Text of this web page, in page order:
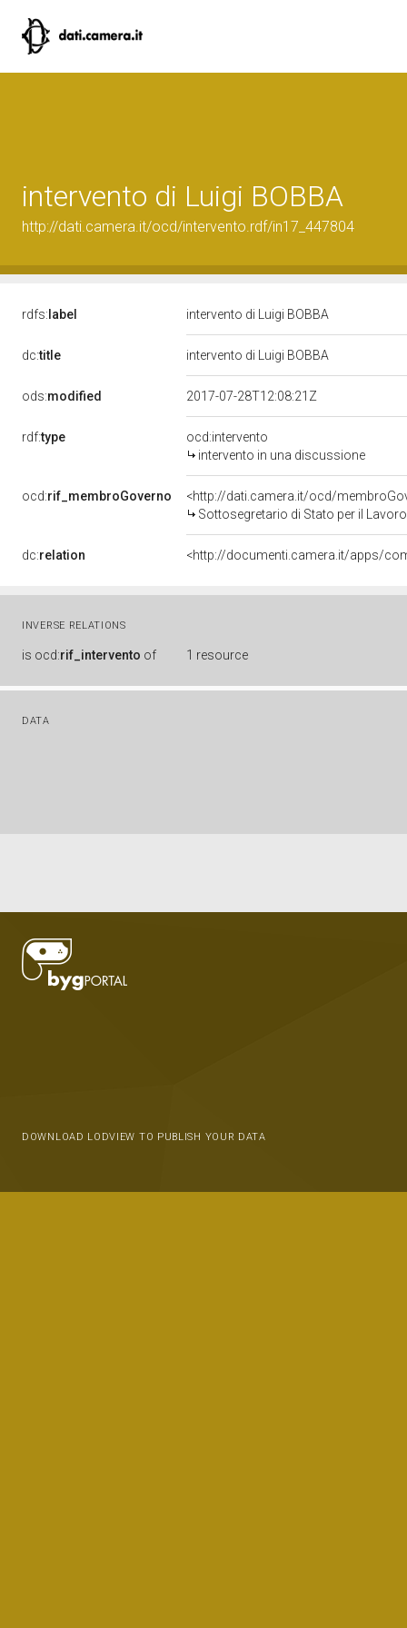
intervento di Luigi BOBBA
http://dati.camera.it/ocd/intervento.rdf/in17_447804
rdfs: label intervento di Luigi BOBBA
dc:title intervento di Luigi BOBBA
ods:modified 2017-07-28T12:08:21Z
rdf:type
ocd:intervento
intervento in una discussione
ocd:rif_membroGoverno
<http://dati.camera.it/ocd/
Sottosegretario di Stato per il
dc:relation
INVERSE RELATIONS
is ocd:rif_intervento of 1 resource
DATA
DOWNLOAD LODVIEW TO PUBLISH YOUR DATA